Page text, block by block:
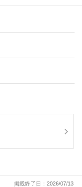
掲載終了日：2026/07/13